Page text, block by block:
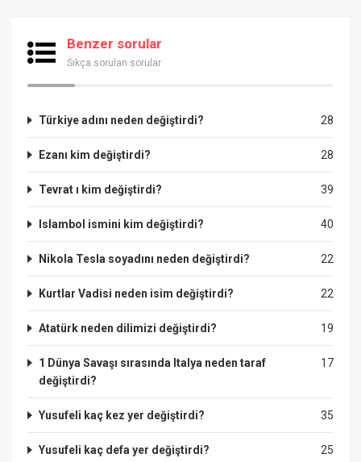
Benzer sorular
Sıkça sorulan sorular
28
Türkiye adını neden değiştirdi?
28
Ezanı kim değiştirdi?
39
Tevrat ı kim değiştirdi?
40
Islambol ismini kim değiştirdi?
22
Nikola Tesla soyadını neden değiştirdi?
22
Kurtlar Vadisi neden isim değiştirdi?
19
Atatürk neden dilimizi değiştirdi?
17
1 Dünya Savaşı sırasında Italya neden taraf
değiştirdi?
35
Yusufeli kaç kez yer değiştirdi?
25
Yusufeli kaç defa yer değiştirdi?